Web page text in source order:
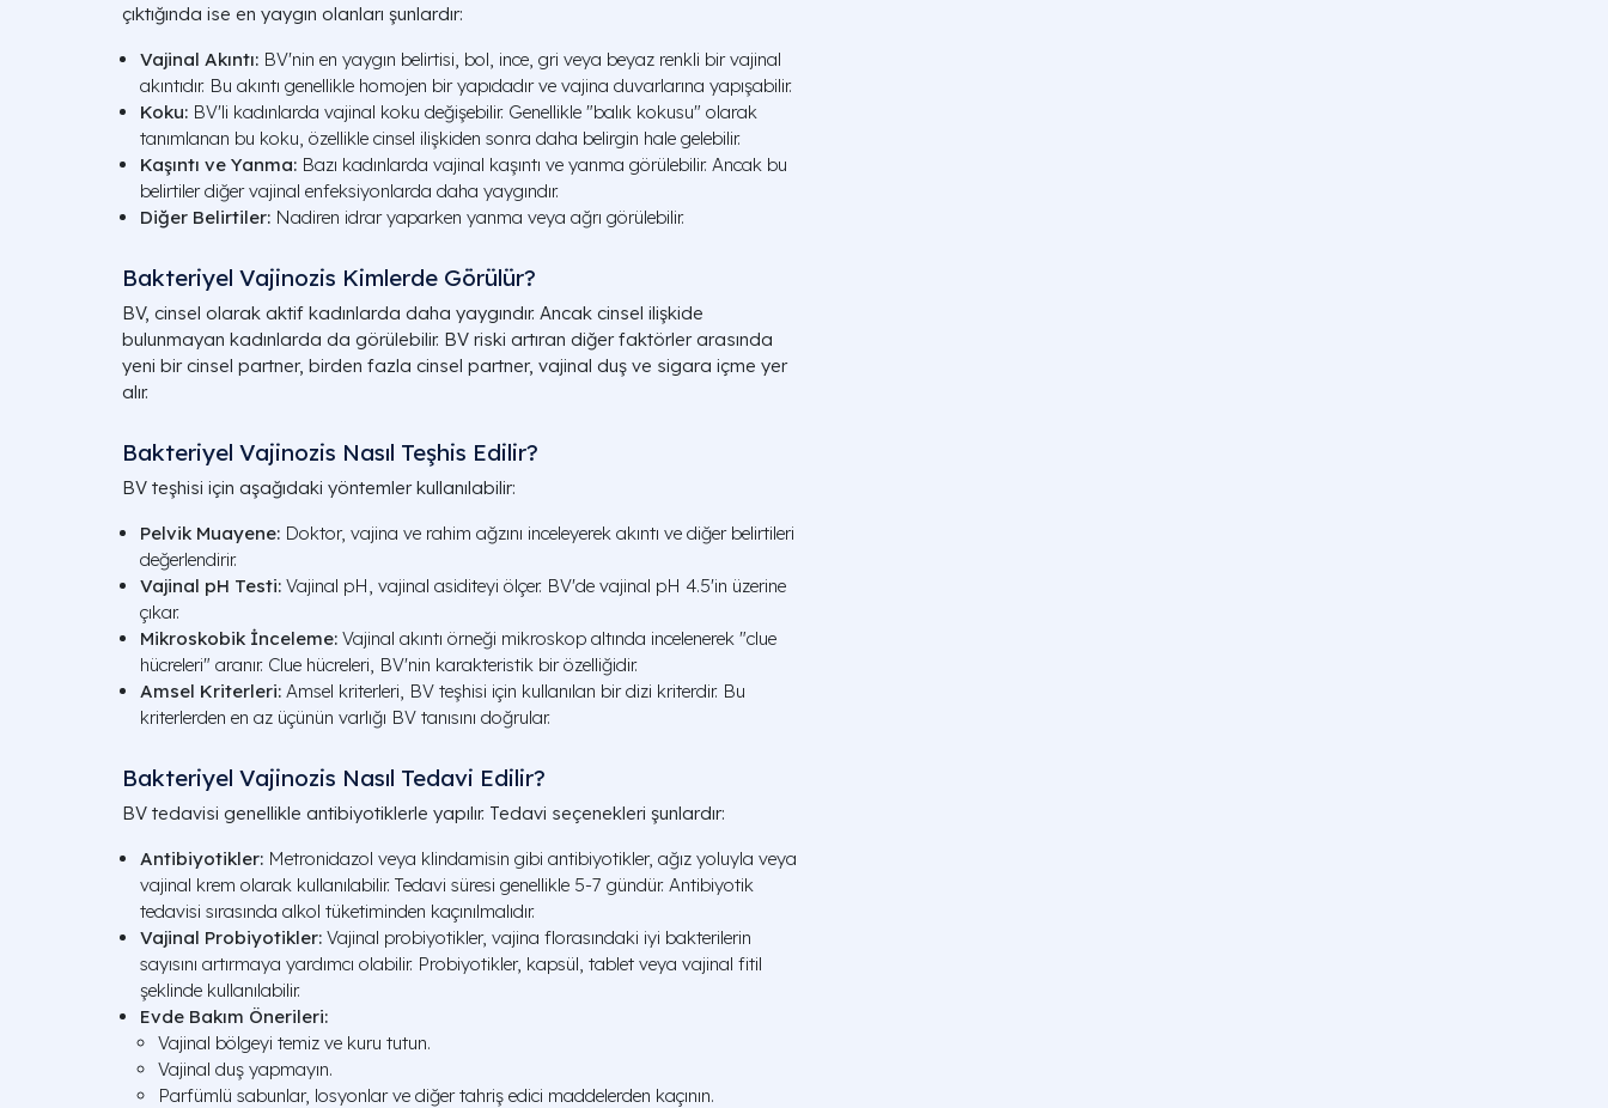
çıktığında ise en yaygın olanları şunlardır:
Vajinal Akıntı: BV'nin en yaygın belirtisi, bol, ince, gri veya beyaz renkli bir vajinal
akıntıdır. Bu akıntı genellikle homojen bir yapıdadır ve vajina duvarlarına yapışabilir.
Koku: BV'li kadınlarda vajinal koku değişebilir. Genellikle "balık kokusu" olarak
tanımlanan bu koku, özellikle cinsel ilişkiden sonra daha belirgin hale gelebilir.
Kaşıntı ve Yanma: Bazı kadınlarda vajinal kaşıntı ve yanma görülebilir. Ancak bu
belirtiler diğer vajinal enfeksiyonlarda daha yaygındır.
Diğer Belirtiler: Nadiren idrar yaparken yanma veya ağrı görülebilir.
Bakteriyel Vajinozis Kimlerde Görülür?
BV, cinsel olarak aktif kadınlarda daha yaygındır. Ancak cinsel ilişkide
bulunmayan kadınlarda da görülebilir. BV riski artıran diğer faktörler arasında
yeni bir cinsel partner, birden fazla cinsel partner, vajinal duş ve sigara içme yer
alır.
Bakteriyel Vajinozis Nasıl Teşhis Edilir?
BV teşhisi için aşağıdaki yöntemler kullanılabilir:
Pelvik Muayene: Doktor, vajina ve rahim ağzını inceleyerek akıntı ve diğer belirtileri
değerlendirir.
Vajinal pH Testi: Vajinal pH, vajinal asiditeyi ölçer. BV'de vajinal pH 4.5'in üzerine
çıkar.
Mikroskobik İnceleme: Vajinal akıntı örneği mikroskop altında incelenerek "clue
hücreleri" aranır. Clue hücreleri, BV'nin karakteristik bir özelliğidir.
Amsel Kriterleri: Amsel kriterleri, BV teşhisi için kullanılan bir dizi kriterdir. Bu
kriterlerden en az üçünün varlığı BV tanısını doğrular.
Bakteriyel Vajinozis Nasıl Tedavi Edilir?
BV tedavisi genellikle antibiyotiklerle yapılır. Tedavi seçenekleri şunlardır:
Antibiyotikler: Metronidazol veya klindamisin gibi antibiyotikler, ağız yoluyla veya
vajinal krem olarak kullanılabilir. Tedavi süresi genellikle 5-7 gündür. Antibiyotik
tedavisi sırasında alkol tüketiminden kaçınılmalıdır.
Vajinal Probiyotikler: Vajinal probiyotikler, vajina florasındaki iyi bakterilerin
sayısını artırmaya yardımcı olabilir. Probiyotikler, kapsül, tablet veya vajinal fitil
şeklinde kullanılabilir.
Evde Bakım Önerileri:
Vajinal bölgeyi temiz ve kuru tutun.
Vajinal duş yapmayın.
Parfümlü sabunlar, losyonlar ve diğer tahriş edici maddelerden kaçının.